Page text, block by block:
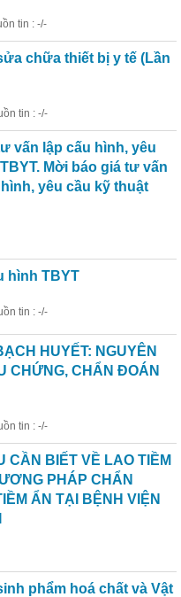
tin : -/-
chữa thiết bịy tế (Lần
tin : -/-
vấn lập cấu hình,yêu
YT. Mời báo giá tư vấn
hình,yêu cầu kỹ thuật
hình TBYT
tin : -/-
HUYẾT: NGUYÊN
CHỨNG, CHẨN ĐOÁN
tin : -/-
CẦN BIẾT VỀ LAO TIỀM
PHÁP CHẨN
ẨN TẠI BỆNH VIỆN
phẩm hoá chất và Vật